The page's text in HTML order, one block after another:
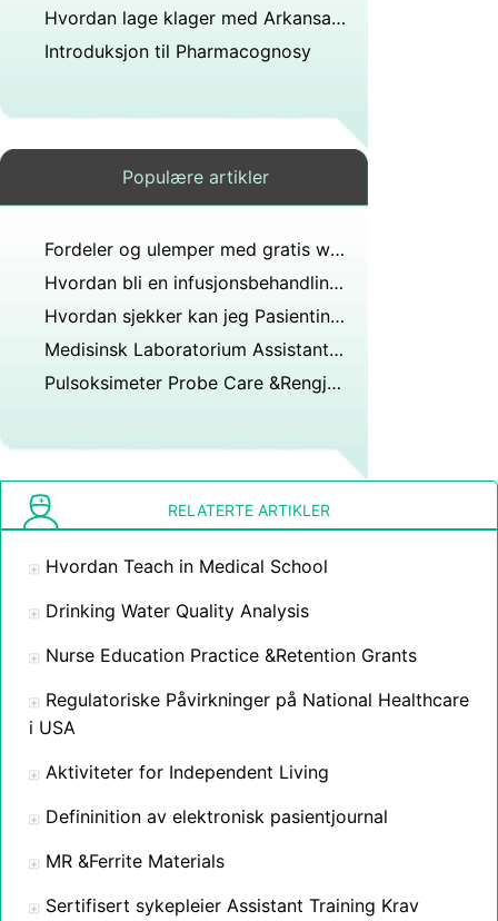
Hvordan lage klager med Arkansas Medical Board
Introduksjon til Pharmacognosy
Populære artikler
Fordeler og ulemper med gratis webbasert EPJ
Hvordan bli en infusjonsbehandling Sykepleier
Hvordan sjekker kan jeg Pasientinformasjon for Nøyaktighet
Medisinsk Laboratorium Assistant Job Description
Pulsoksimeter Probe Care &Rengjøring
RELATERTE ARTIKLER
Hvordan Teach in Medical School
Drinking Water Quality Analysis
Nurse Education Practice &Retention Grants
Regulatoriske Påvirkninger på National Healthcare
i USA
Aktiviteter for Independent Living
Defininition av elektronisk pasientjournal
MR &Ferrite Materials
Sertifisert sykepleier Assistant Training Krav